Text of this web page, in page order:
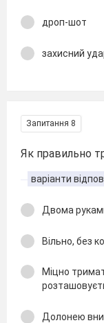
дроп-шот
захисний
Запитання 8
Як правильно
варіанти
Двома
Вільно, без
Міцно
Долонею